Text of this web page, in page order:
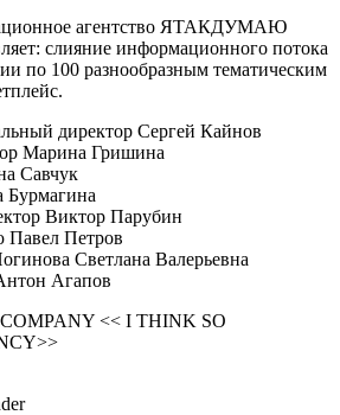
агентство ЯТАКДУМАЮ
слияние информационного потока
по 100 разнообразным тематическим
директор Сергей Кайнов
Марина Гришина
Савчук
Бурмагина
Виктор Парубин
Павел Петров
Светлана Валерьевна
Агапов
<< I THINK SO